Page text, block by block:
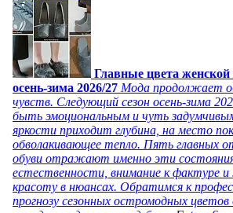
Главные цвета женской
осень-зима 2026/27 Мода продолжает
чувств. Следующий сезон осень-зима
быть эмоциональным и чуть
яркости приходит глубина, на место
обволакивающее тепло. Пять главных
обуви отражают именно эти
естественности, внимание к фактуре
красоту в нюансах. Обратимся к
прогнозу сезонных остромодных